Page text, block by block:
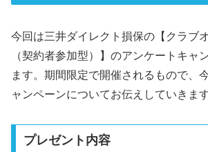
今回は三井ダイレクト損保の【クラブ
（契約者参加型）】のアンケートキャ
ます。期間限定で開催されるもので、
ャンペーンについてお伝えしていきます
プレゼント内容